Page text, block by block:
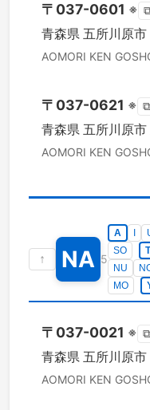
〒 037-0601 ※
青森県 五所川原市
AOMORI KEN
〒 037-0621 ※ ⧉
青森県 五所川原市
AOMORI KEN
↑ NA 5
A
SO
NU
MO
〒 037-0021 ※ ⧉
青森県 五所川原市
AOMORI KEN